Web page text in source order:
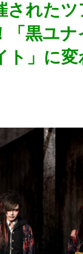
された
「黒ユ
ト」に